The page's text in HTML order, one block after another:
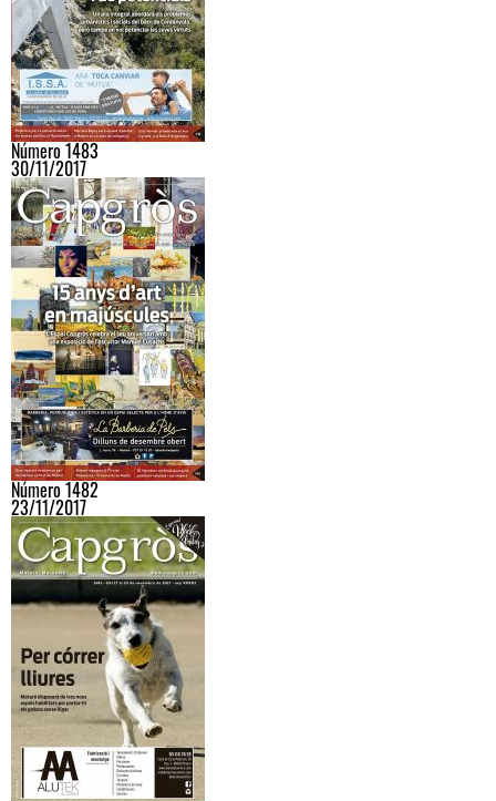
Número 1483
30/11/2017
Número 1482
23/11/2017